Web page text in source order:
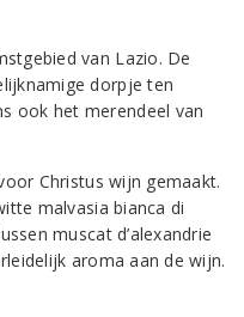
van Lazio. De
dorpje ten
ook het merendeel van
Christus wijn gemaakt.
malvasia bianca di
muscat d’alexandrie
aroma aan de wijn.